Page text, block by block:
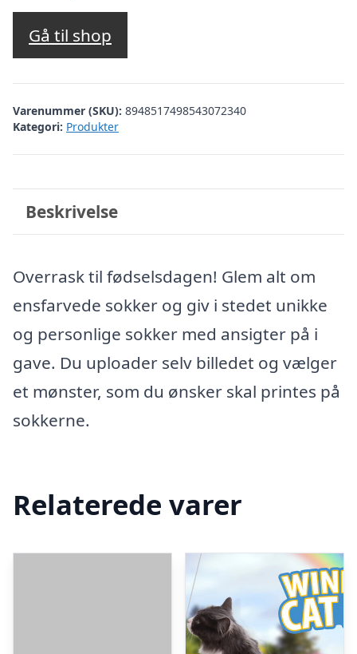
Gå til shop
Varenummer (SKU): 8948517498543072340
Kategori: Produkter
Beskrivelse
Overrask til fødselsdagen! Glem alt om
ensfarvede sokker og giv i stedet unikke
og personlige sokker med ansigter på i
gave. Du uploader selv billedet og vælger
et mønster, som du ønsker skal printes på
sokkerne.
Relaterede varer